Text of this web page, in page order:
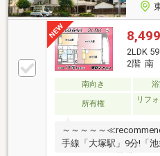
8,499
2LDK
2階 南
南向き
所有権
リフ
～～～～～
手線「大塚駅」9分!「